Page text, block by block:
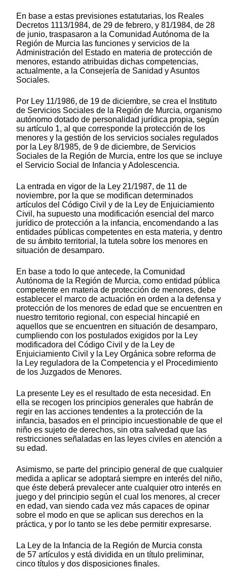
En base a estas previsiones estatutarias, los Reales
Decretos 1113/1984, de 29 de febrero, y 81/1984, de 28
de junio, traspasaron a la Comunidad Autónoma de la
Región de Murcia las funciones y servicios de la
Administración del Estado en materia de protección de
menores, estando atribuidas dichas competencias,
actualmente, a la Consejería de Sanidad y Asuntos
Sociales.
Por Ley 11/1986, de 19 de diciembre, se crea el Instituto
de Servicios Sociales de la Región de Murcia, organismo
autónomo dotado de personalidad jurídica propia, según
su artículo 1, al que corresponde la protección de los
menores y la gestión de los servicios sociales regulados
por la Ley 8/1985, de 9 de diciembre, de Servicios
Sociales de la Región de Murcia, entre los que se incluye
el Servicio Social de Infancia y Adolescencia.
La entrada en vigor de la Ley 21/1987, de 11 de
noviembre, por la que se modifican determinados
artículos del Código Civil y de la Ley de Enjuiciamiento
Civil, ha supuesto una modificación esencial del marco
jurídico de protección a la infancia, encomendando a las
entidades públicas competentes en esta materia, y dentro
de su ámbito territorial, la tutela sobre los menores en
situación de desamparo.
En base a todo lo que antecede, la Comunidad
Autónoma de la Región de Murcia, como entidad pública
competente en materia de protección de menores, debe
establecer el marco de actuación en orden a la defensa y
protección de los menores de edad que se encuentren en
nuestro territorio regional, con especial hincapié en
aquellos que se encuentren en situación de desamparo,
cumpliendo con los postulados exigidos por la Ley
modificadora del Código Civil y de la Ley de
Enjuiciamiento Civil y la Ley Orgánica sobre reforma de
la Ley reguladora de la Competencia y el Procedimiento
de los Juzgados de Menores.
La presente Ley es el resultado de esta necesidad. En
ella se recogen los principios generales que habrán de
regir en las acciones tendentes a la protección de la
infancia, basados en el principio incuestionable de que el
niño es sujeto de derechos, sin otra salvedad que las
restricciones señaladas en las leyes civiles en atención a
su edad.
Asimismo, se parte del principio general de que cualquier
medida a aplicar se adoptará siempre en interés del niño,
que éste deberá prevalecer ante cualquier otro interés en
juego y del principio según el cual los menores, al crecer
en edad, van siendo cada vez más capaces de opinar
sobre el modo en que se aplican sus derechos en la
práctica, y por lo tanto se les debe permitir expresarse.
La Ley de la Infancia de la Región de Murcia consta
de 57 artículos y está dividida en un título preliminar,
cinco títulos y dos disposiciones finales.